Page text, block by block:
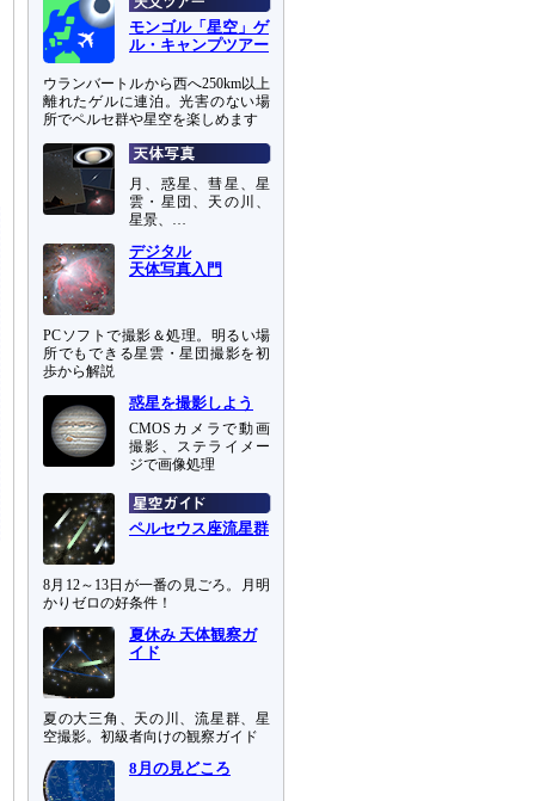
モンゴル「星空」ゲ
ル・キャンプツアー
ウランバートルから西へ250km以上
離れたゲルに連泊。光害のない場
所でペルセ群や星空を楽しめます
月、惑星、彗星、星
雲・星団、天の川、
星景、…
デジタル
天体写真入門
PCソフトで撮影＆処理。明るい場
所でもできる星雲・星団撮影を初
歩から解説
惑星を撮影しよう
CMOSカメラで動画
撮影、ステライメー
ジで画像処理
ペルセウス座流星群
8月12～13日が一番の見ごろ。月明
かりゼロの好条件！
夏休み 天体観察ガ
イド
夏の大三角、天の川、流星群、星
空撮影。初級者向けの観察ガイド
8月の見どころ